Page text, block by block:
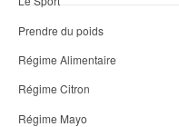
Prendre du poids
Régime Alimentaire
Régime Citron
Régime Mayo